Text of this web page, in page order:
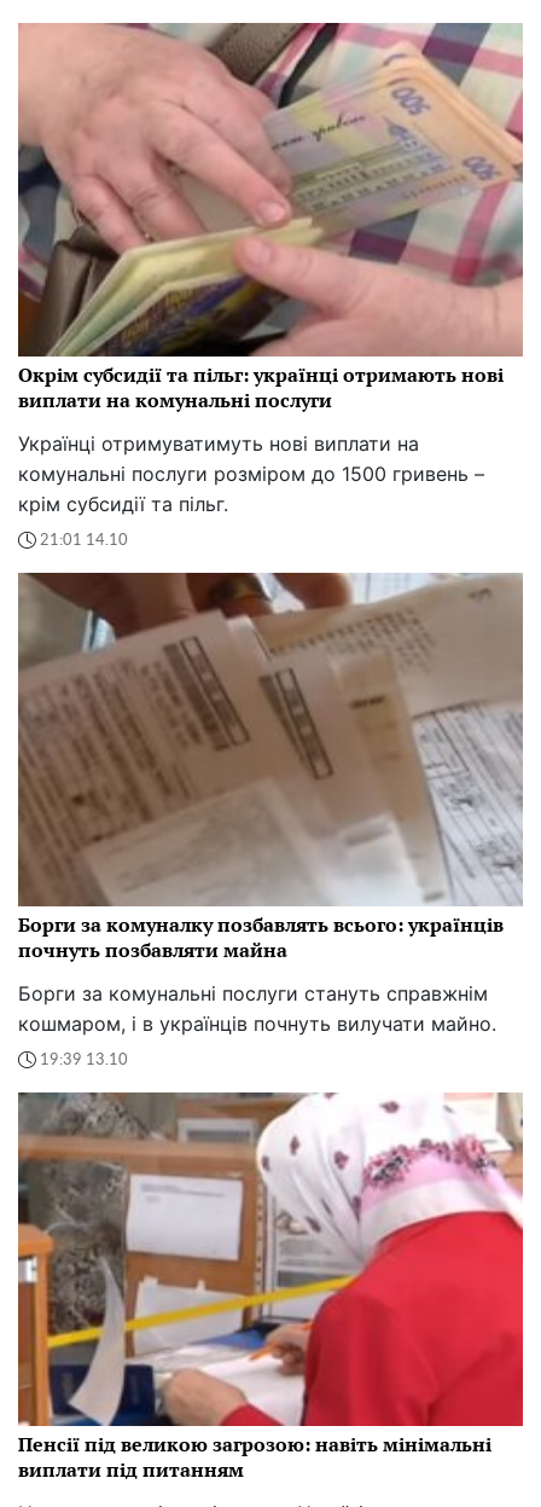
Окрім субсидії та пільг: українці отримають нові
виплати на комунальні послуги
Українці отримуватимуть нові виплати на
комунальні послуги розміром до 1500 гривень –
крім субсидії та пільг.
21:01 14.10
Борги за комуналку позбавлять всього: українців
почнуть позбавляти майна
Борги за комунальні послуги стануть справжнім
кошмаром, і в українців почнуть вилучати майно.
19:39 13.10
Пенсії під великою загрозою: навіть мінімальні
виплати під питанням